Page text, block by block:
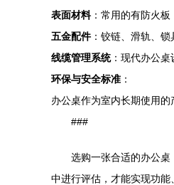
表面材料：常用的有防火板
五金配件：铰链、滑轨、
线缆管理系统：现代办公桌
环保与安全标准 ：
办公桌作为室内长期使用
###
选购一张合适的办公
中进行评估，才能实现功